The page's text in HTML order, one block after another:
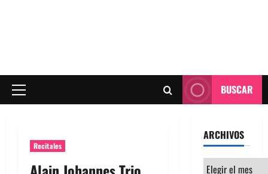
Menú
BUSCAR
Recitales
ARCHIVOS
Archivos